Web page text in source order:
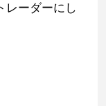
レーダーにし